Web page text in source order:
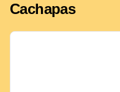
Cachapas